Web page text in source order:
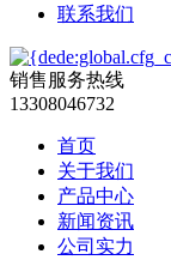
联系我们
销售服务热线
13308046732
首页
关于我们
产品中心
新闻资讯
公司实力